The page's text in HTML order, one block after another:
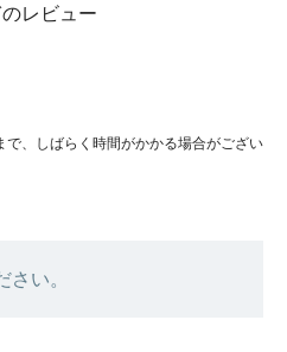
レビュー
、しばらく時間がかかる場合がござい
さい。